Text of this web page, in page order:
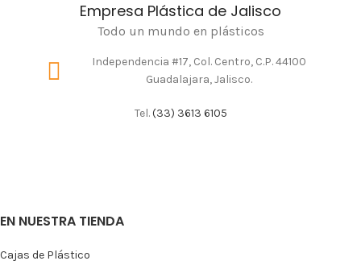
Empresa Plástica de Jalisco
Todo un mundo en plásticos
Independencia #17, Col. Centro, C.P. 44100
Guadalajara, Jalisco.
Tel.(33) 3613 6105
EN NUESTRA TIENDA
Cajas de Plástico